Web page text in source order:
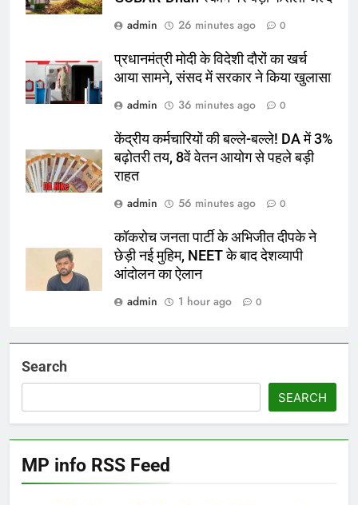
admin
26 minutes ago 0
प्रधानमंत्री मोदी के विदेशी दौरों का खर्च
आया सामने, संसद में सरकार ने किया खुलासा
admin
36 minutes ago 0
केंद्रीय कर्मचारियों की बल्ले-बल्ले! DA में 3%
बढ़ोतरी तय, 8वें वेतन आयोग से पहले बड़ी
राहत
admin
56 minutes ago 0
कॉकरोच जनता पार्टी के अभिजीत दीपके ने
छेड़ी नई मुहिम, NEET के बाद देशव्यापी
आंदोलन का ऐलान
admin
1 hour ago 0
Search
SEARCH
MP info RSS Feed